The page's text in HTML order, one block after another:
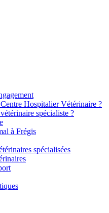
Centre Hospitalier Vétérinaire ?
spécialiste ?
à Frégis
spécialisées